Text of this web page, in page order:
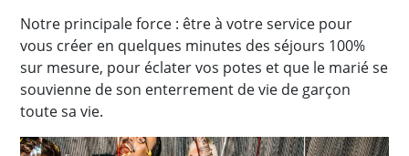
Notre principale force : être à votre service pour
vous créer en quelques minutes des séjours 100%
sur mesure, pour éclater vos potes et que le marié se
souvienne de son enterrement de vie de garçon
toute sa vie.